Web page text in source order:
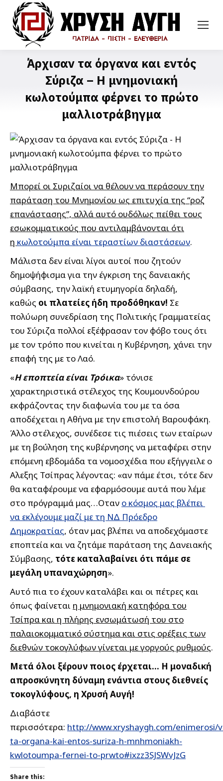
Άρχισαν τα όργανα και εντός
Σύριζα – Η μνημονιακή
κωλοτούμπα φέρνει το πρώτο
μαλλιοτράβηγμα
Μπορεί οι Συριζαίοι να θέλουν να περάσουν την
παράταση του Μνημονίου ως επιτυχία της “ροζ
επανάστασης”, αλλά αυτό ουδόλως πείθει τους
εσωκομματικούς που αντιλαμβάνονται ότι
η κωλοτούμπα είναι τεραστίων διαστάσεων.
Μάλιστα δεν είναι λίγοι αυτοί που ζητούν
δημοψήφισμα για την έγκριση της δανειακής
σύμβασης, την λαϊκή ετυμηγορία δηλαδή,
καθώς οι πλατείες ήδη προδόθηκαν! Σε
πολύωρη συνεδρίαση της Πολιτικής Γραμματείας
του Σύριζα πολλοί εξέφρασαν τον φόβο τους ότι
με τον τρόπο που κινείται η Κυβέρνηση, χάνει την
επαφή της με το Λαό.
«Η εποπτεία είναι Τρόικα» τόνισε
χαρακτηριστικά στέλεχος της Κουμουνδούρου
εκφράζοντας την διαφωνία του με τα όσα
αποδέχεται η Αθήνα με την επιστολή Βαρουφάκη.
Άλλο στέλεχος, συνέδεσε τις πιέσεις των εταίρων
με τη βούληση της κυβέρνησης να μεταφέρει στην
επόμενη εβδομάδα τα νομοσχέδια που εξήγγειλε ο
Αλεξης Τσίπρας λέγοντας: «αν πάμε έτσι, τότε δεν
θα καταφέρουμε να εφαρμόσουμε αυτά που λέμε
στο πρόγραμμά μας…Οταν ο κόσμος μας βλέπει
να εκλέγουμε μαζί με τη ΝΔ Πρόεδρο
Δημοκρατίας, όταν μας βλέπει να αποδεχόμαστε
εποπτεία και να ζητάμε παράταση της Δανειακής
Σύμβασης, τότε καταλαβαίνει ότι πάμε σε
μεγάλη υπαναχώρηση».
Αυτό πια το έχουν καταλάβει και οι πέτρες και
όπως φαίνεται η μνημονιακή κατηφόρα του
Τσίπρα και η πλήρης ενσωμάτωσή του στο
παλαιοκομματικό σύστημα και στις ορέξεις των
διεθνών τοκογλύφων γίνεται με γοργούς ρυθμούς.
Μετά όλοι ξέρουν ποιος έρχεται… Η μοναδική
απροσκύνητη δύναμη ενάντια στους διεθνείς
τοκογλύφους, η Χρυσή Αυγή!
Διαβάστε
περισσότερα: http://www.xryshaygh.com/enimerosi/
ta-organa-kai-entos-suriza-h-mnhmoniakh-
kwlotoumpa-fernei-to-prwto#ixzz3SJSWvJzG
Share this: